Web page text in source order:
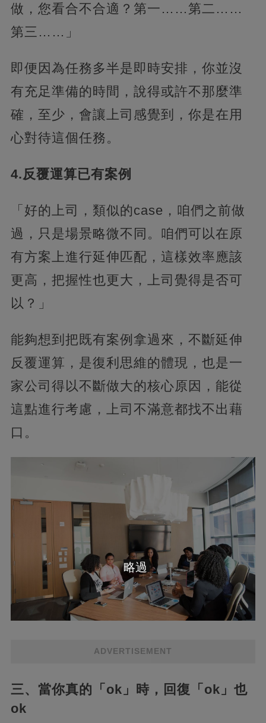
做，您看合不合適？第一……第二……
第三……」
即便因為任務多半是即時安排，你並沒
有充足準備的時間，說得或許不那麼準
確，至少，會讓上司感覺到，你是在用
心對待這個任務。
4.反覆運算已有案例
「好的上司，類似的case，咱們之前做
過，只是場景略微不同。咱們可以在原
有方案上進行延伸匹配，這樣效率應該
更高，把握性也更大，上司覺得是否可
以？」
能夠想到把既有案例拿過來，不斷延伸
反覆運算，是復利思維的體現，也是一
家公司得以不斷做大的核心原因，能從
這點進行考慮，上司不滿意都找不出藉
口。
ADVERTISEMENT
三、當你真的「ok」時，回復「ok」也
ok
略過